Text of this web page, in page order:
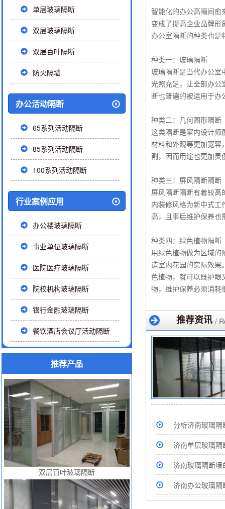
单层玻璃隔断
双层玻璃隔断
双层百叶隔断
防火隔墙
办公活动隔断
65系列活动隔断
85系列活动隔断
100系列活动隔断
行业案例应用
办公楼玻璃隔断
事业单位玻璃隔断
医院医疗玻璃隔断
院校机构玻璃隔断
银行金融玻璃隔断
餐饮酒店会议厅活动隔断
推荐产品
双层百叶玻璃隔断
智能化的办公高隔间愈
变成了提高企业品牌形
办公室隔断的种类也是
种类一：玻璃隔断
玻璃隔断是当代办公室
光照充足，让全部办公
断也普遍的被运用于办
种类二：几何图形隔断
这类隔断是室内设计师
材料和外观等更加宽容
割，因而用途也更加灵
种类三：屏风隔断隔断
屏风隔断隔断有着较高
内装修风格为新中式工
高，且事后维护保养也
种类四：绿色植物隔断
用绿色植物做为区域的
造室内花园的实际效果
色植物，就可以既护眼
物，维护保养必须消耗
推荐资讯 /
分析济南玻璃
济南单层玻璃
济南玻璃隔断
济南办公玻璃